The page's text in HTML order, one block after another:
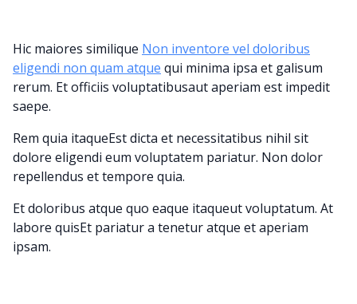
Hic maiores similique Non inventore vel doloribus
eligendi non quam atque qui minima ipsa et galisum
rerum. Et officiis voluptatibusaut aperiam est impedit
saepe.
Rem quia itaqueEst dicta et necessitatibus nihil sit
dolore eligendi eum voluptatem pariatur. Non dolor
repellendus et tempore quia.
Et doloribus atque quo eaque itaqueut voluptatum. At
labore quisEt pariatur a tenetur atque et aperiam
ipsam.